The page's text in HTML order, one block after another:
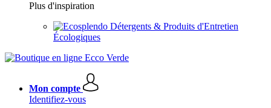
Plus d'inspiration
Détergents & Produits d'Entretien
Écologiques
Mon compte
Identifiez-vous